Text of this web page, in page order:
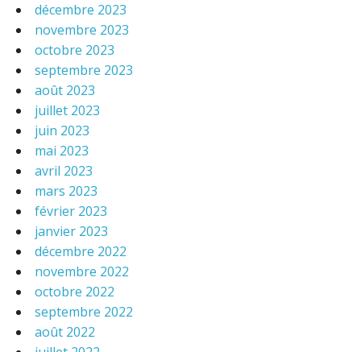
décembre 2023
novembre 2023
octobre 2023
septembre 2023
août 2023
juillet 2023
juin 2023
mai 2023
avril 2023
mars 2023
février 2023
janvier 2023
décembre 2022
novembre 2022
octobre 2022
septembre 2022
août 2022